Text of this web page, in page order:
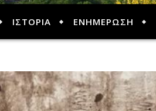
ΙΣΤΟΡΙΑ ΕΝΗΜΕΡΩΣΗ